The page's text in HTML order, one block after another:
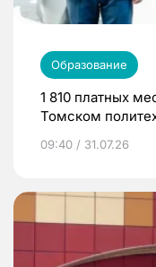
Образование
1 810 платных
Томском
09:40 / 31.07.26